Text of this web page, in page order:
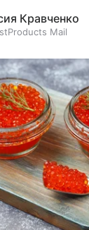
Кравченко
Mail